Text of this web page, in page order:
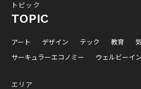
トピック
TOPIC
アート デザイン テック 教育
サーキュラーエコノミー
ウェルビーイ
エリア